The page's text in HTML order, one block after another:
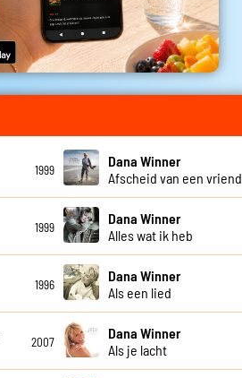
1999
Dana Winner
Afscheid van een vriend
1999
Dana Winner
Alles wat ik heb
1996
Dana Winner
Als een lied
2007
Dana Winner
Als je lacht